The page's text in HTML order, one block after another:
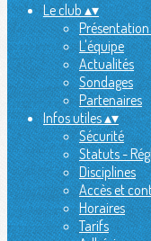
Le club▴▾
L'équipe
Actualités
Sondages
Partenaires
Infos utiles▴▾
Sécurité
Statuts -
Disciplines
Accès et
Horaires
Tarifs